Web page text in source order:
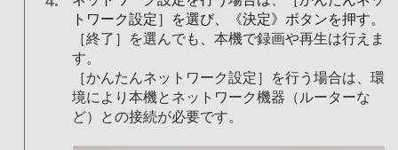
トワーク設定］を選び、《決定》ボタンを押す。
［終了］を選んでも、本機で録画や再生は行えま
す。
［かんたんネットワーク設定］を行う場合は、環
境により本機とネットワーク機器（ルーターな
ど）との接続が必要です。